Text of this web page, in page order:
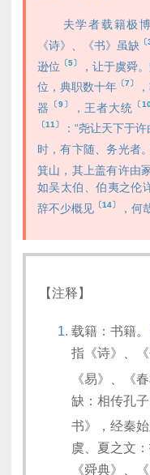
夫学者载籍极博
《诗》、《书》虽缺 〔
逊位 〔5〕 ，让于虞舜
位，典职数十年 〔7〕
器
〔9〕 ，王者大统 〔
〔11〕
：“尧让天下于
时，有卞随、务光者
箕山，其上盖有许由
如吴太伯、伯夷之伦
辞不少概见 〔14〕 ，何
【注释】
载籍：书籍。
指《诗》、
《易》、《春
缺：相传孔
书》，经秦
虞、夏之文
《舜典》、